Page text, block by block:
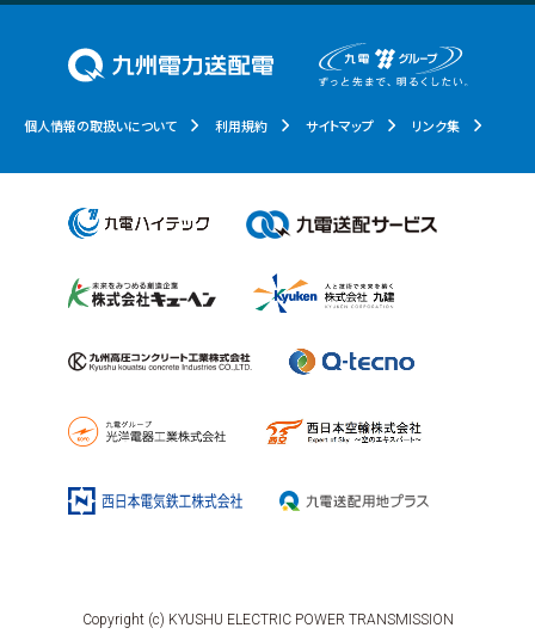
個人情報の取扱いについて 利用規約 サイトマップ リンク集
Copyright (c) KYUSHU ELECTRIC POWER TRANSMISSION